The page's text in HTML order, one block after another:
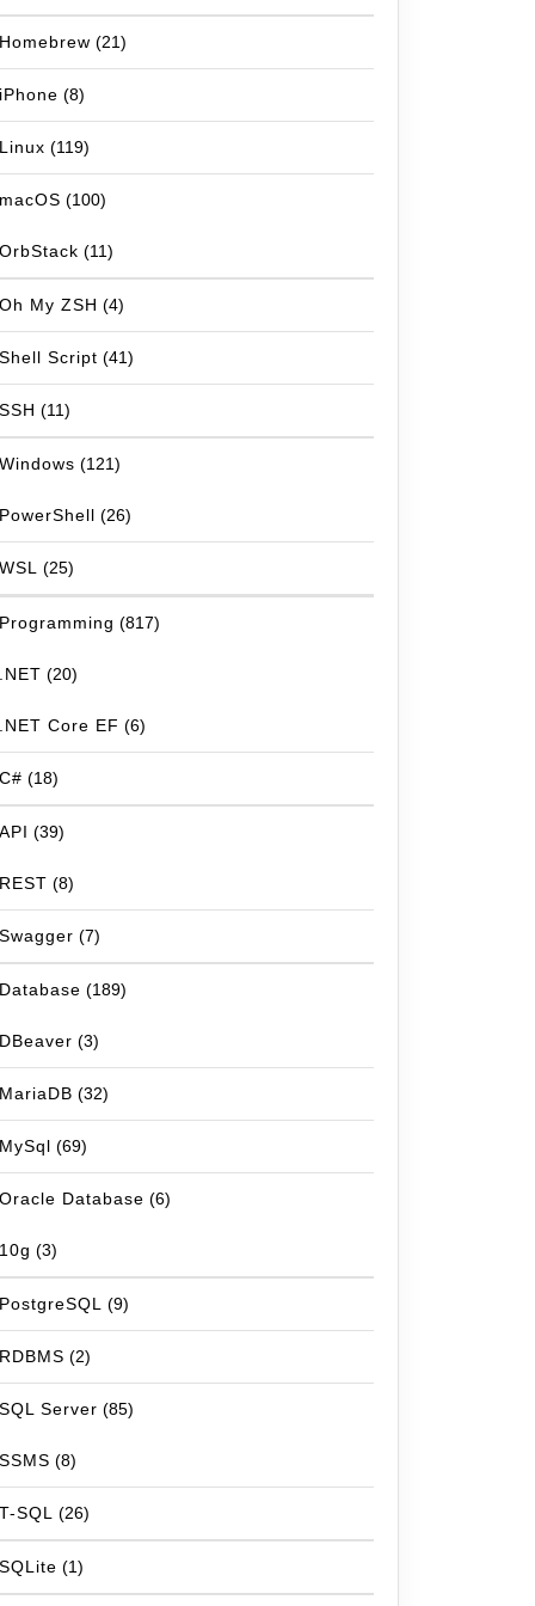
Homebrew (21)
iPhone (8)
Linux (119)
macOS (100)
OrbStack (11)
Oh My ZSH (4)
Shell Script (41)
SSH (11)
Windows (121)
PowerShell (26)
WSL (25)
Programming (817)
.NET (20)
.NET Core EF (6)
C# (18)
API (39)
REST (8)
Swagger (7)
Database (189)
DBeaver (3)
MariaDB (32)
MySql (69)
Oracle Database (6)
10g (3)
PostgreSQL (9)
RDBMS (2)
SQL Server (85)
SSMS (8)
T-SQL (26)
SQLite (1)